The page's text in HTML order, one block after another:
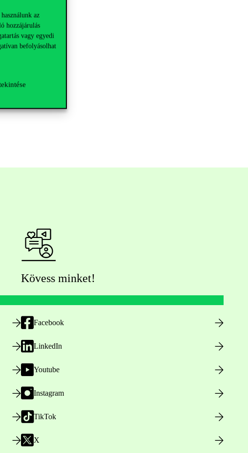
az
hozzájárulás
vagy egyedi
befolyásolhat
Kövess minket!
Facebook
LinkedIn
Youtube
Instagram
TikTok
X